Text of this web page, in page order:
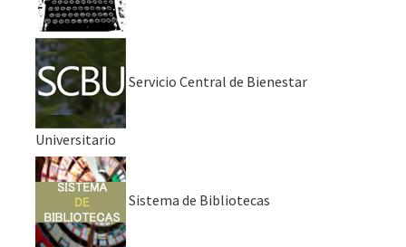
Servicio Central de Bienestar
Universitario
Sistema de Bibliotecas